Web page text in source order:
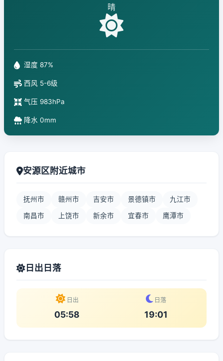
晴
湿度 87%
西风 5-6级
气压 983hPa
降水 0mm
安源区附近城市
抚州市 赣州市 吉安市 景德镇市 九江市
南昌市 上饶市 新余市 宜春市 鹰潭市
日出日落
日出
05:58
日落
19:01